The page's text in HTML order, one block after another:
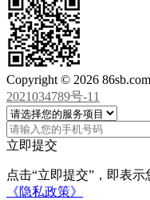
Copyright © 2026
2021034789号-11
立即提交
点击“立即提交”，即表
《隐私政策》